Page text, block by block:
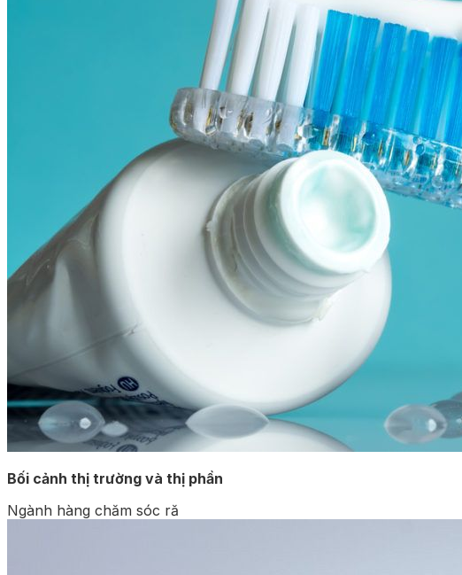
Bối cảnh thị trường và thị phần
Ngành hàng chăm sóc ră